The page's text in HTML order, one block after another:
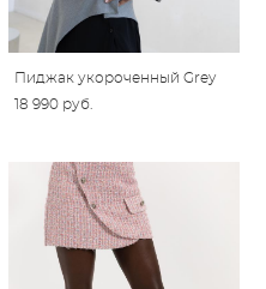
Пиджак укороченный Grey
18 990 pуб.